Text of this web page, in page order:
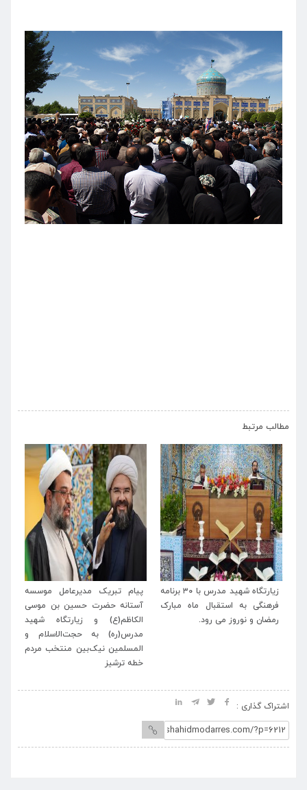
مطالب مرتبط
زیارتگاه شهید مدرس با ۳۰ برنامه
فرهنگی به استقبال ماه مبارک
رمضان و نوروز می رود.
پیام تبریک مدیرعامل موسسه
آستانه حضرت حسین بن موسی
الکاظم(ع) و زیارتگاه شهید
مدرس(ره) به حجت‌الاسلام و
المسلمین نیک‌بین منتخب مردم
خطه ترشیز
اشتراک گذاری :